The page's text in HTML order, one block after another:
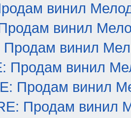
винил
винил
Продам винил
Продам винил
Продам винил
Продам винил